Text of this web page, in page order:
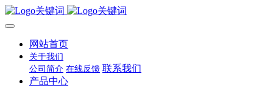
网站首页
关于我们
公司简介 在线反馈 联系我们
产品中心